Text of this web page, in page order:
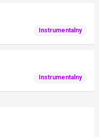
Instrumentalny
Instrumentalny